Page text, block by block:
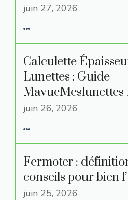
juin 27, 2026
Calculette
Lunettes : Guide
MavueMeslunettes
juin 26, 2026
Fermoter :
conseils pour bien
juin 25, 2026